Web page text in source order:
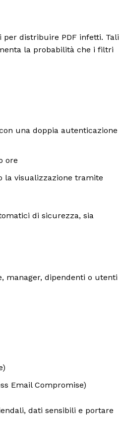
distribuire PDF infetti. Tali
la probabilità che i filtri
una doppia autenticazione
ore
la visualizzazione tramite
di sicurezza, sia
manager, dipendenti o utenti
Email Compromise)
dati sensibili e portare